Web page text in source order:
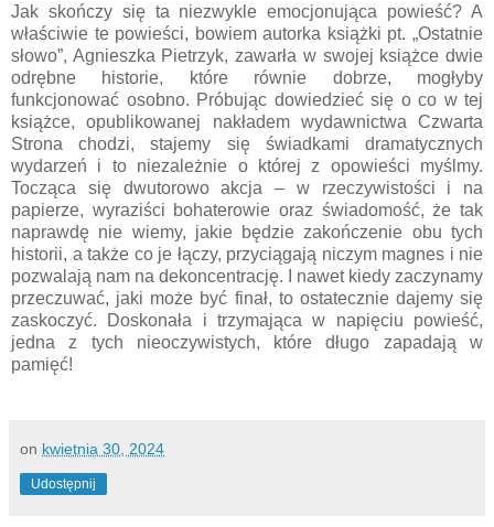
Jak skończy się ta niezwykle emocjonująca powieść? A
właściwie te powieści, bowiem autorka książki pt. „Ostatnie
słowo”, Agnieszka Pietrzyk, zawarła w swojej książce dwie
odrębne historie, które równie dobrze, mogłyby
funkcjonować osobno. Próbując dowiedzieć się o co w tej
książce, opublikowanej nakładem wydawnictwa Czwarta
Strona chodzi, stajemy się świadkami dramatycznych
wydarzeń i to niezależnie o której z opowieści myślmy.
Tocząca się dwutorowo akcja – w rzeczywistości i na
papierze, wyraziści bohaterowie oraz świadomość, że tak
naprawdę nie wiemy, jakie będzie zakończenie obu tych
historii, a także co je łączy, przyciągają niczym magnes i nie
pozwalają nam na dekoncentrację. I nawet kiedy zaczynamy
przeczuwać, jaki może być finał, to ostatecznie dajemy się
zaskoczyć. Doskonała i trzymająca w napięciu powieść,
jedna z tych nieoczywistych, które długo zapadają w
pamięć!
on kwietnia 30, 2024
Udostępnij